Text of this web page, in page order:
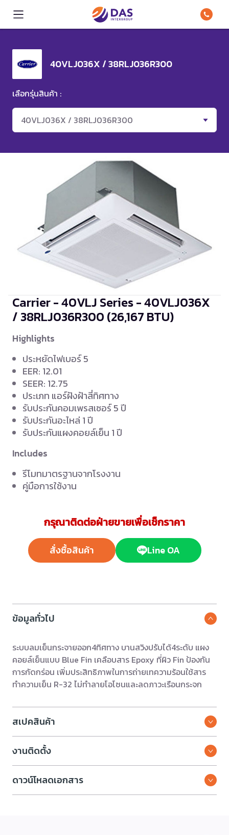
40VLJ036X / 38RLJ036R300
เลือกรุ่นสินค้า :
40VLJ036X / 38RLJ036R300
Carrier - 40VLJ Series - 40VLJ036X
/ 38RLJ036R300 (26,167 BTU)
Highlights
ประหยัดไฟเบอร์ 5
EER: 12.01
SEER: 12.75
ประเภท แอร์ฝังฝ้าสี่ทิศทาง
รับประกันคอมเพรสเซอร์ 5 ปี
รับประกันอะไหล่ 1 ปี
รับประกันแผงคอยล์เย็น 1 ปี
Includes
รีโมทมาตรฐานจากโรงงาน
คู่มือการใช้งาน
กรุณาติดต่อฝ่ายขายเพื่อเช็กราคา
สั่งซื้อสินค้า Line OA
ข้อมูลทั่วไป
ระบบลมเย็นกระจายออก4ทิศทาง บานสวิงปรับได้4ระดับ แผง
คอยล์เย็นแบบ Blue Fin เคลือบสาร Epoxy ที่ผิว Fin ป้องกัน
การกัดกร่อน เพิ่มประสิทธิภาพในการถ่ายเทความร้อนใช้สาร
ทำความเย็น R-32 ไม่ทำลายโอโซนและลดภาวะเรือนกระจก
สเปคสินค้า
งานติดตั้ง
ดาวน์โหลดเอกสาร